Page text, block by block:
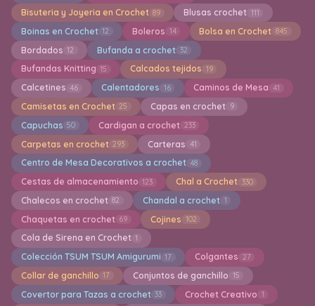
Bisuteria y Joyeria en Crochet 89 Blusas crochet 111
Boinas en Crochet 12 Boleros 14 Bolsa en Crochet 845
Bordados 12 Bufanda a crochet 32
Bufandas Knitting 15 Calcados tejidos 19
Calcetines 46 Calentadores 16 Caminos de Mesa 41
Camisetas en Crochet 25 Capas en crochet 9
Capuchas 50 Cardigan a crochet 233
Carpetas en crochet 293 Carteras 41
Centro de Mesa Decorativos a crochet 48
Cestas de almacenamiento 123 Chal a Crochet 330
Chalecos en crochet 82 Chandal a crochet 1
Chaquetas en crochet 69 Cojines 102
Cola de Sirena en Crochet 1
Colección TSUM TSUM Amigurumi 17 Colgantes 27
Collar de ganchillo 17 Conjuntos de ganchillo 15
Covertor para Tazas a crochet 33 Crochet Creativo 1